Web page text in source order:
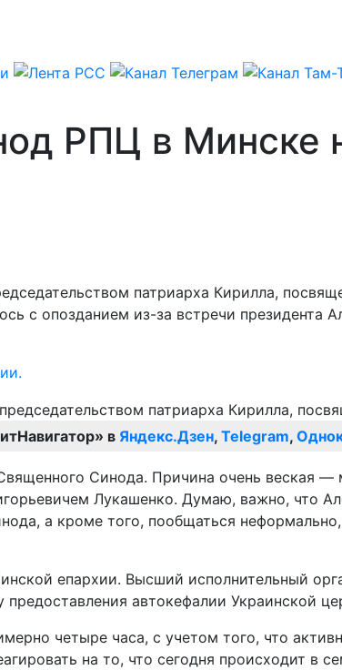
РПЦ в Минске
патриарха Кирилла,
с опозданием из-за встречи
в Яндекс.Дзен, Telegram,
Синода. Причина очень веская —
Лукашенко. Думаю, важно, что
а кроме того, пообщаться
епархии. Высший исполнительный
автокефалии Украинской
четыре часа, с учетом того, что
на то, что сегодня происходит в